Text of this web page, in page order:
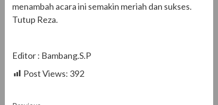
menambah acara ini semakin meriah dan sukses.
Tutup Reza.
Editor : Bambang.S.P
Post Views: 392